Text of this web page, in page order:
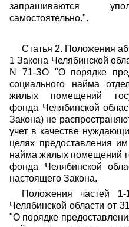
запрашиваются
самостоятельно.".
Статья 2. Положения
1 Закона Челябинской
N 71-ЗО "О порядке
социального найма
жилых помещений
фонда Челябинской
Закона) не
учет в качестве
целях предоставления
найма жилых помещений
фонда Челябинской
настоящего Закона.
Положения частей
Челябинской области от
"О порядке